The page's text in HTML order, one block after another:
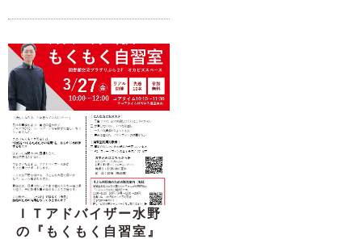
ＩＴアドバイザー水野
の『もくもく自習室』